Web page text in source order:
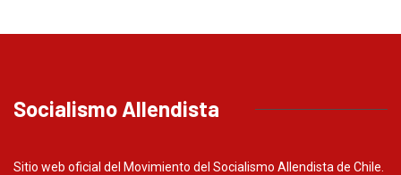
Socialismo Allendista
Sitio web oficial del Movimiento del Socialismo Allendista de Chile.